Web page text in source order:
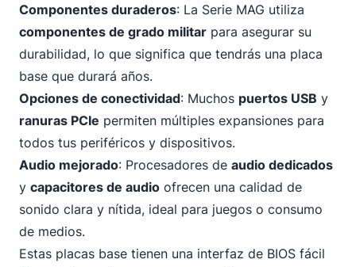
Componentes duraderos: La Serie MAG utiliza
componentes de grado militar para asegurar su
durabilidad, lo que significa que tendrás una placa
base que durará años.
Opciones de conectividad: Muchos puertos USB y
ranuras PCIe permiten múltiples expansiones para
todos tus periféricos y dispositivos.
Audio mejorado: Procesadores de audio dedicados
y capacitores de audio ofrecen una calidad de
sonido clara y nítida, ideal para juegos o consumo
de medios.
Estas placas base tienen una interfaz de BIOS fácil